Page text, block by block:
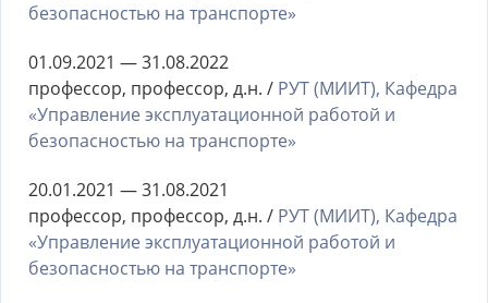
безопасностью на транспорте»
01.09.2021 — 31.08.2022
профессор, профессор, д.н. / РУТ (МИИТ), Кафедра
«Управление эксплуатационной работой и
безопасностью на транспорте»
20.01.2021 — 31.08.2021
профессор, профессор, д.н. / РУТ (МИИТ), Кафедра
«Управление эксплуатационной работой и
безопасностью на транспорте»